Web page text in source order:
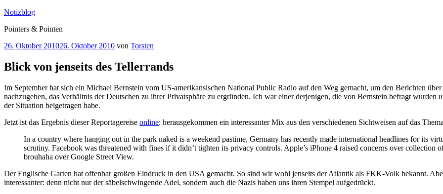
Zum
springen
Notizblog
Pointers & Pointen
Veröffentlicht
26. Oktober 201026. Oktober 2010 von Torsten
Blick von jenseits des Tellerrands
Im September hat sich ein Michael Bernstein vom US-amerikansischen National Public Radio auf den Weg gemacht, um den Berichten
nachzugehen, das Verhältnis der Deutschen zu ihrer Privatsphäre zu ergründen. Ich war einer derjenigen, die von Bernstein befragt
der Situation beigetragen habe.
Jetzt ist das Ergebnis dieser Reportagereise online: herausgekommen ein interessanter Mix aus den verschiedenen Sichtweisen auf das
In a country where hanging out in the park naked is a weekend pastime, Germany has recently made international headlines for its
scrutiny. Facebook was threatened with fines if it didn’t tighten its privacy controls. Apple’s iPhone 4 raised concerns over collection
brouhaha over Google Street View.
Der Englische Garten hat offenbar großen Eindruck in den USA gemacht. So sind wir wohl jenseits der Atlantik als FKK-Volk bekannt.
interessanter: denn nicht nur der säbelschwingende Adel, sondern auch die Nazis haben uns ihren Stempel aufgedrückt.